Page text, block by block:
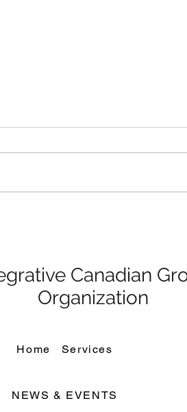
Canadian
Organization
Home Services
NEWS & EVENTS